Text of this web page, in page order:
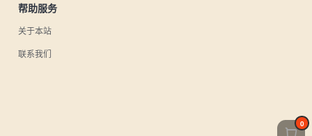
帮助服务
关于本站
联系我们
0